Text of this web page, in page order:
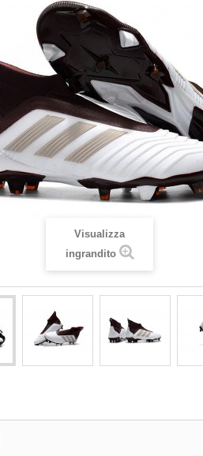
Visualizza
ingrandito